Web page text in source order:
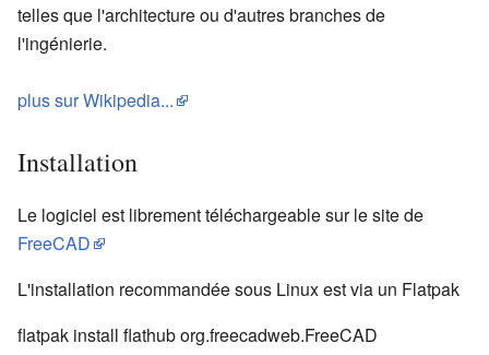
telles que l'architecture ou d'autres branches de
l'ingénierie.
plus sur Wikipedia...
Installation
Le logiciel est librement téléchargeable sur le site de
FreeCAD
L'installation recommandée sous Linux est via un Flatpak
flatpak install flathub org.freecadweb.FreeCAD